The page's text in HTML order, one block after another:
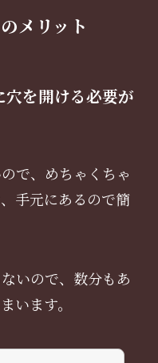
メリット
を開ける必要が
で、めちゃくちゃ
手元にあるので簡
いので、数分もあ
います。